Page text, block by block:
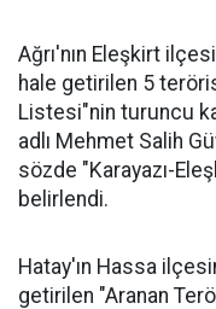
Ağrı'nın Eleşkirt
hale getirilen 5
Listesi"nin turuncu
adlı Mehmet Salih
sözde "Karayazı-
belirlendi.
Hatay'ın Hassa
getirilen "Aranan